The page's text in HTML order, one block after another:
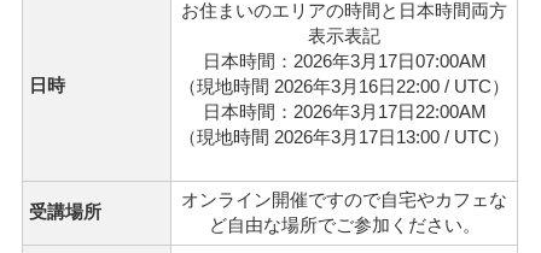
日時
お住まいのエリアの時間と日本時間両方
表示表記
日本時間：2026年3月17日07:00AM
（現地時間 2026年3月16日22:00 / UTC）
日本時間：2026年3月17日22:00AM
（現地時間 2026年3月17日13:00 / UTC）
受講場所
オンライン開催ですので自宅やカフェな
ど自由な場所でご参加ください。